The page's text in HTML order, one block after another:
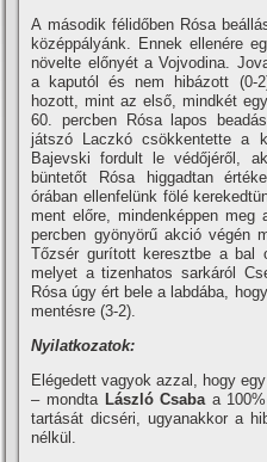
A második félidőben Rósa
középpályánk. Ennek ellenére
növelte előnyét a Vojvodina.
a kaputól és nem hibázott (0-
hozott, mint az első, mindkét
60. percben Rósa lapos
játszó Laczkó csökkentette a
Bajevski fordult le védőjéről,
büntetőt Rósa higgadtan
órában ellenfelünk fölé
ment előre, mindenképpen
percben gyönyörű akció végén
Tőzsér gurí­tott keresztbe a bal
melyet a tizenhatos sarkáról
Rósa úgy ért bele a labdába,
mentésre (3-2).
Nyilatkozatok:
Elégedett vagyok azzal, hogy
– mondta László Csabaa 100%
tartását dicséri, ugyanakkor a
nélkül.